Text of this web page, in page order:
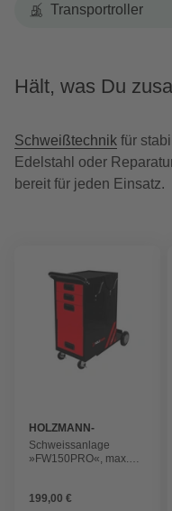
Transportroller
Hält, was Du
Schweißtechnik für
Edelstahl oder
bereit für jeden Einsatz.
HOLZMANN-
MASCHINEN
Schweissanlage
»FW150PRO«, max.
199,00 €